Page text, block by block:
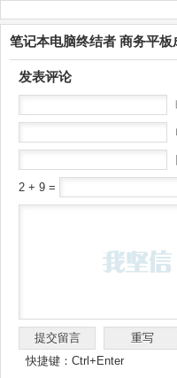
笔记本电脑终结者 商务平板
发表评论
2 + 9 =
快捷键：Ctrl+Enter